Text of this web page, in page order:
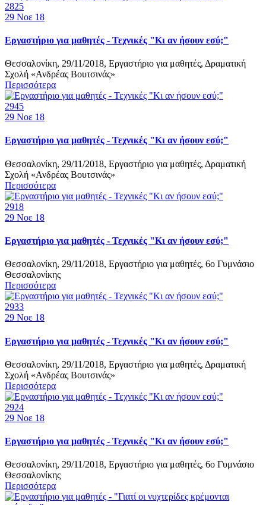
2825
29 Νοε 18
Εργαστήριο για μαθητές - Τεχνικές "Κι αν ήσουν εσύ;"
Θεσσαλονίκη, 29/11/2018, Εργαστήριο για μαθητές, Δραματική
Σχολή «Ανδρέας Βουτσινάς»
Περισσότερα
2945
29 Νοε 18
Εργαστήριο για μαθητές - Τεχνικές "Κι αν ήσουν εσύ;"
Θεσσαλονίκη, 29/11/2018, Εργαστήριο για μαθητές, Δραματική
Σχολή «Ανδρέας Βουτσινάς»
Περισσότερα
2918
29 Νοε 18
Εργαστήριο για μαθητές - Τεχνικές "Κι αν ήσουν εσύ;"
Θεσσαλονίκη, 29/11/2018, Εργαστήριο για μαθητές, 6ο Γυμνάσιο
Θεσσαλονίκης
Περισσότερα
2933
29 Νοε 18
Εργαστήριο για μαθητές - Τεχνικές "Κι αν ήσουν εσύ;"
Θεσσαλονίκη, 29/11/2018, Εργαστήριο για μαθητές, Δραματική
Σχολή «Ανδρέας Βουτσινάς»
Περισσότερα
2924
29 Νοε 18
Εργαστήριο για μαθητές - Τεχνικές "Κι αν ήσουν εσύ;"
Θεσσαλονίκη, 29/11/2018, Εργαστήριο για μαθητές, 6ο Γυμνάσιο
Θεσσαλονίκης
Περισσότερα